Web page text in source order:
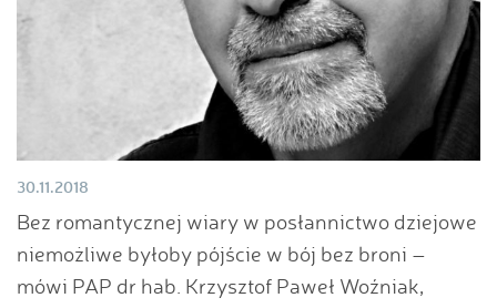
30.11.2018
Bez romantycznej wiary w posłannictwo dziejowe
niemożliwe byłoby pójście w bój bez broni –
mówi PAP dr hab. Krzysztof Paweł Woźniak,